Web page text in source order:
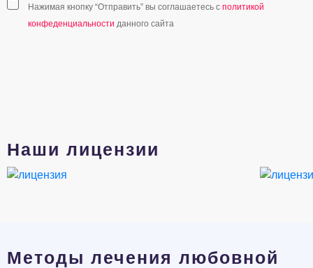
Нажимая кнопку “Отправить” вы соглашаетесь с политикой
конфеденциальности данного сайта
Наши лицензии
Методы лечения любовной